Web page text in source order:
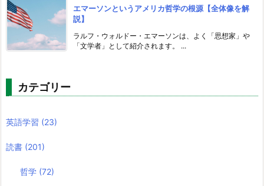
エマーソンというアメリカ哲学の根源【全体像を解
説】
ラルフ・ウォルドー・エマーソンは、よく「思想家」や
「文学者」として紹介されます。 ...
カテゴリー
英語学習 (23)
読書 (201)
哲学 (72)